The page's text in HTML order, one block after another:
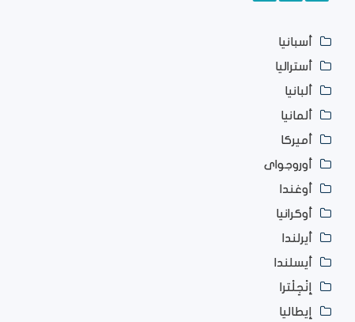
أسبانيا
أستراليا
ألبانيا
ألمانيا
أميركا
أوروجواى
أوغندا
أوكرانيا
أيرلندا
أيسلندا
إنْجِلْترا
إيطاليا